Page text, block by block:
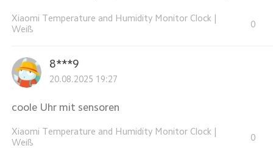
Xiaomi Temperature and Humidity Monitor Clock
Weiß
0
8***9
20.08.2025 19:27
coole Uhr mit sensoren
Xiaomi Temperature and Humidity Monitor Clock
Weiß
0